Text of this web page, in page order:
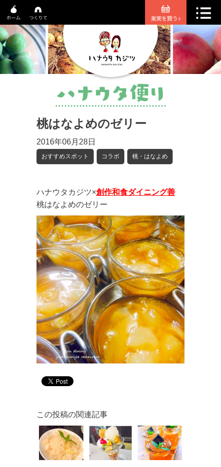
桃はなよめのゼリー
2016年06月28日
おすすめスポット コラボ 桃・はなよめ
ハナウタカジツ×創作和食ダイニング善
桃はなよめのゼリー
この投稿の関連記事